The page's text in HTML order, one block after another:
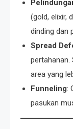
(gold, elixir,
dinding dan
Spread
pertahanan.
area yang
Funneling:
pasukan